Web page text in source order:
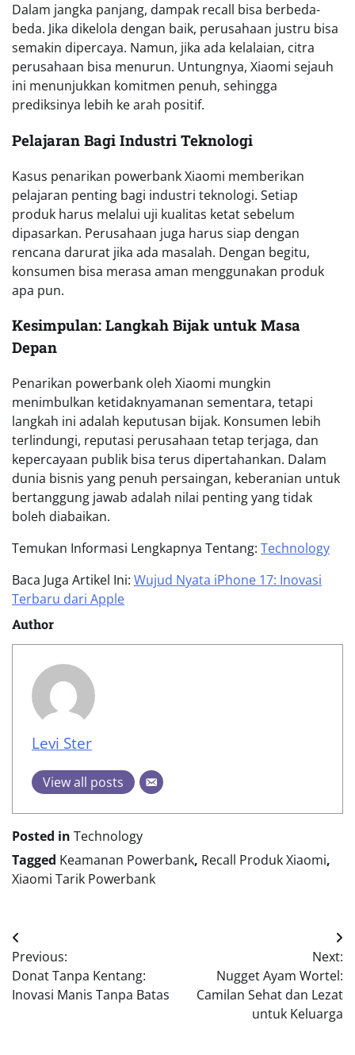
Dalam jangka panjang, dampak recall bisa berbeda-
beda. Jika dikelola dengan baik, perusahaan justru bisa
semakin dipercaya. Namun, jika ada kelalaian, citra
perusahaan bisa menurun. Untungnya, Xiaomi sejauh
ini menunjukkan komitmen penuh, sehingga
prediksinya lebih ke arah positif.
Pelajaran Bagi Industri Teknologi
Kasus penarikan powerbank Xiaomi memberikan
pelajaran penting bagi industri teknologi. Setiap
produk harus melalui uji kualitas ketat sebelum
dipasarkan. Perusahaan juga harus siap dengan
rencana darurat jika ada masalah. Dengan begitu,
konsumen bisa merasa aman menggunakan produk
apa pun.
Kesimpulan: Langkah Bijak untuk Masa
Depan
Penarikan powerbank oleh Xiaomi mungkin
menimbulkan ketidaknyamanan sementara, tetapi
langkah ini adalah keputusan bijak. Konsumen lebih
terlindungi, reputasi perusahaan tetap terjaga, dan
kepercayaan publik bisa terus dipertahankan. Dalam
dunia bisnis yang penuh persaingan, keberanian untuk
bertanggung jawab adalah nilai penting yang tidak
boleh diabaikan.
Temukan Informasi Lengkapnya Tentang: Technology
Baca Juga Artikel Ini: Wujud Nyata iPhone 17: Inovasi
Terbaru dari Apple
Author
Levi Ster
View all posts
Posted in Technology
Tagged Keamanan Powerbank, Recall Produk Xiaomi,
Xiaomi Tarik Powerbank
Post
navigation
Previous:
Donat Tanpa Kentang:
Inovasi Manis Tanpa Batas
Next:
Nugget Ayam Wortel:
Camilan Sehat dan Lezat
untuk Keluarga